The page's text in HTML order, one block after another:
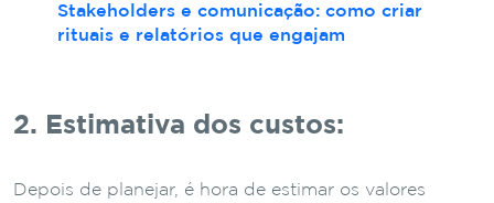
Stakeholders e comunicação: como criar
rituais e relatórios que engajam
2. Estimativa dos custos:
Depois de planejar, é hora de estimar os valores